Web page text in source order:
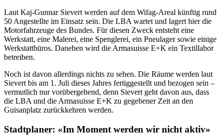
Laut Kaj-Gunnar Sievert werden auf dem Wifag-Areal künftig rund
50 Angestellte im Einsatz sein. Die LBA wartet und lagert hier die
Motorfahrzeuge des Bundes. Für diesen Zweck entsteht eine
Werkstatt, eine Malerei, eine Spenglerei, ein Pneulager sowie einige
Werkstattbüros. Daneben wird die Armasuisse E+K ein Textillabor
betreiben.
Noch ist davon allerdings nichts zu sehen. Die Räume werden laut
Sievert bis am 1. Juli dieses Jahres fertiggestellt und bezogen sein –
vermutlich nur vorübergehend, denn Sievert geht davon aus, dass
die LBA und die Armasuisse E+K zu gegebener Zeit an den
Guisanplatz zurückkehren werden.
Stadtplaner: «Im Moment werden wir nicht aktiv»